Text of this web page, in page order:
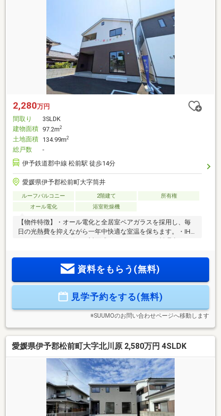
2,280万円
間取り
3SLDK
建物面積 97.2m2
土地面積 134.99m2
総戸数
-
伊予鉄道郡中線 松前駅 徒歩14分
愛媛県伊予郡松前町大字筒井
ルーフバルコニー 2階建て
所有権
オール電化
浴室乾燥機
【物件特徴】・オール電化と全居室ペアガラスを採用し、毎
日の光熱費を抑えながら一年中快適な室温を保ちます。・IHク
室収納が完備されているため、季節ものの衣類や荷物もすっ
きり片付きます。・雨の日のお洗濯も安心な浴室乾燥機や、
アンテナ・シャッター・面格子・網戸・カーテンレール・照
資料をもらう(無料)
見学予約をする(無料)
※SUUMOのお問い合わせページへ移動します
愛媛県伊予郡松前町大字北川原 2,580万円 4SLDK